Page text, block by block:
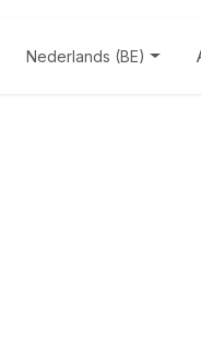
Nederlands (BE)